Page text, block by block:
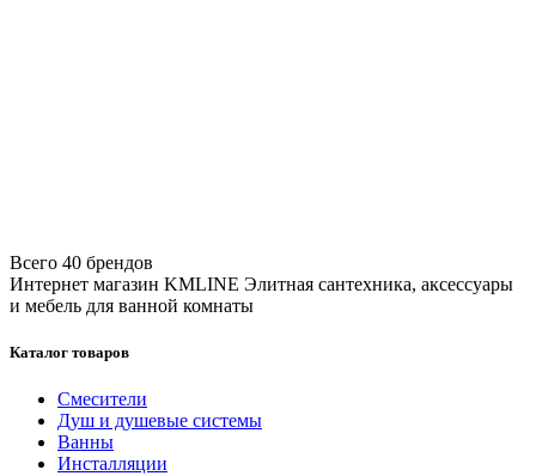
Всего 40 брендов
Интернет магазин KMLINE Элитная сантехника, аксессуары
и мебель для ванной комнаты
Каталог товаров
Смесители
Душ и душевые системы
Ванны
Инсталляции